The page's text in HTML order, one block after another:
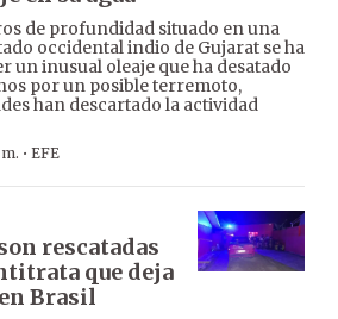
de profundidad situado en una
occidental indio de Gujarat se ha
un inusual oleaje que ha desatado
por un posible terremoto,
han descartado la actividad
· EFE
rescatadas
que deja
Brasil